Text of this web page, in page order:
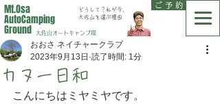
大佐山オートキャンプ場
ご 予 約
Mt.Osa
AutoCamping
Ground
どうして？私が今、
大佐山を選ぶ理由
カヌー日和
おおさ ネイチャークラブ
2023年9月13日 読了時間: 1分
こんにちはミヤミヤです。